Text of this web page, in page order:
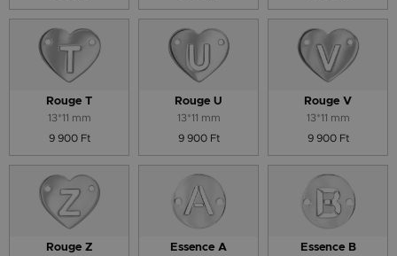
Rouge T
13*11 mm
9 900 Ft
Rouge U
13*11 mm
9 900 Ft
Rouge V
13*11 mm
9 900 Ft
Rouge Z Essence A Essence B